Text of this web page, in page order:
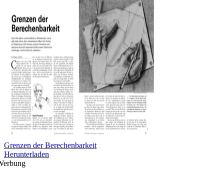
Grenzen der Berechenbarkeit
Herunterladen